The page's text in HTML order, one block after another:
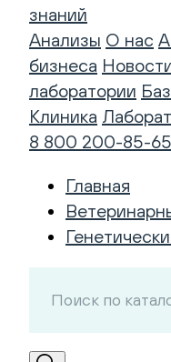
знаний
Анализы О нас
бизнеса
лаборатории
Клиника
8 800 200-85-
Главная